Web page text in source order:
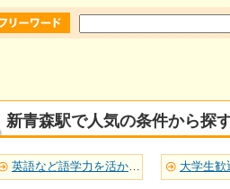
新青森駅で人気の条件から探
英語など語学力を活かせる(1) 大学生歓